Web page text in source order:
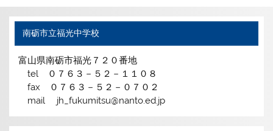
南砺市立福光中学校
富山県南砺市福光７２０番地
tel ０７６３－５２－１１０８
fax ０７６３－５２－０７０２
mail jh_fukumitsu@nanto.ed.jp